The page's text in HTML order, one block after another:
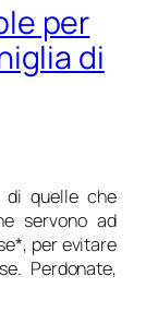
per
di
di quelle che
servono ad
per evitare
Perdonate,